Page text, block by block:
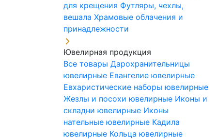
для крещения Футляры, чехлы,
вешала Храмовые облачения и
принадлежности
Ювелирная продукция
Все товары Дарохранительницы
ювелирные Евангелие ювелирные
Евхаристические наборы ювелирные
Жезлы и посохи ювелирные Иконы и
складни ювелирные Иконы
нательные ювелирные Кадила
ювелирные Кольца ювелирные